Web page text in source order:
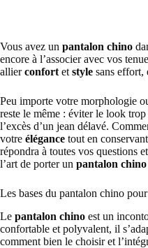
Vous avez un pantalon chino
encore à l’associer avec vos
allierconfort et style sans effort,
Peu importe votre morphologie
reste le même : éviter le look
l’excès d’un jean délavé.
votre élégance tout en
répondra à toutes vos questions
l’art de porter un pantalon chino
Les bases du pantalon chino
Le pantalon chino est un
confortable et polyvalent, il
comment bien le choisir et